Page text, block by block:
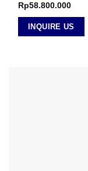
Rp58.800.000
INQUIRE US